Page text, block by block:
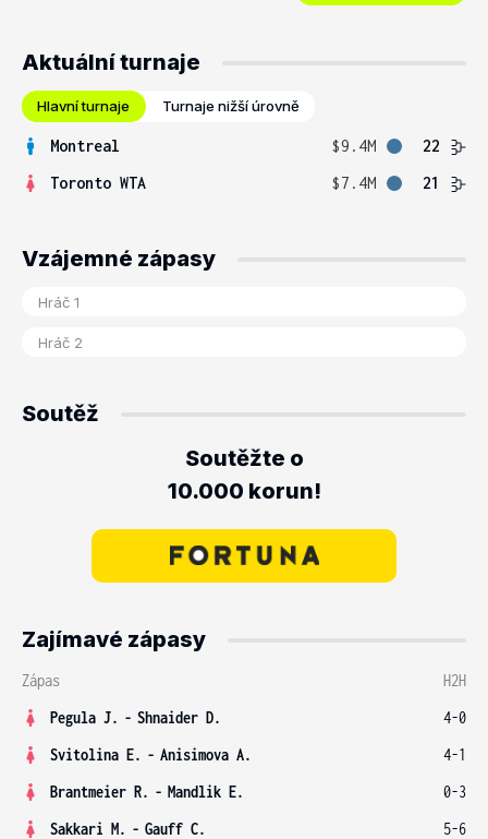
Aktuální turnaje
Hlavní turnaje Turnaje nižší úrovně
Montreal $9.4M
22
Toronto WTA
$7.4M 21
Vzájemné zápasy
Soutěž
Soutěžte o
10.000 korun!
Zajímavé zápasy
Zápas
H2H
Pegula J. - Shnaider D.
4-0
Svitolina E. - Anisimova A.
4-1
Brantmeier R. - Mandlik E.
0-3
Sakkari M. - Gauff C.
5-6